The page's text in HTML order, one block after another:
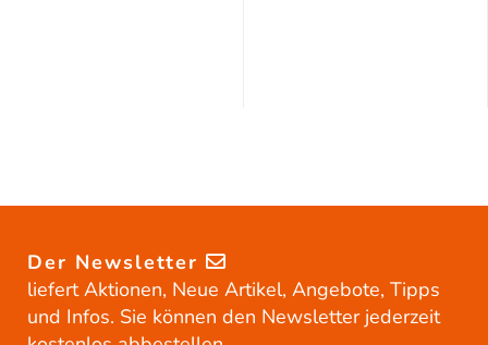
Der Newsletter
liefert Aktionen, Neue Artikel, Angebote, Tipps
und Infos. Sie können den Newsletter jederzeit